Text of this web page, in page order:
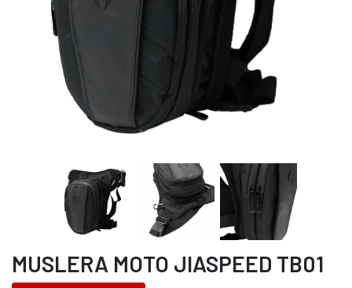
MUSLERA MOTO JIASPEED TB01